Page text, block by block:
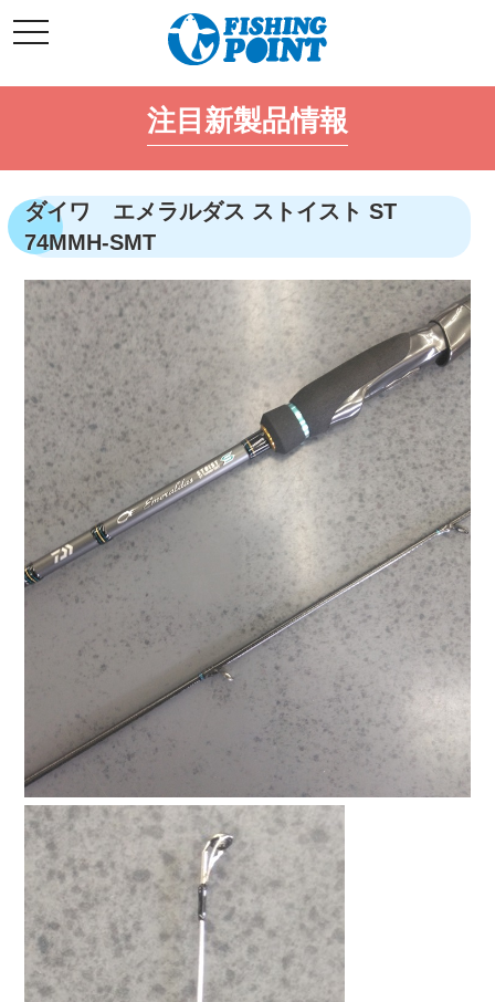
ン
ン
ス
ッ
プ
t
o
l
a
t
i
o
n
注目新製品情報
ダイワ エメラルダス ストイスト ST
74MMH-SMT